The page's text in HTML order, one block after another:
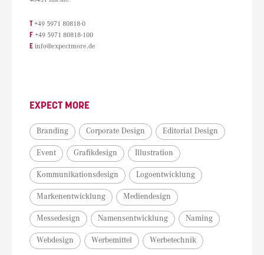
T +49 5971 80818-0
F +49 5971 80818-100
E info@expectmore.de
EXPECT MORE
Branding Corporate Design Editorial Design
Event Grafikdesign Illustration
Kommunikationsdesign Logoentwicklung
Markenentwicklung Mediendesign
Messedesign Namensentwicklung Naming
Webdesign Werbemittel Werbetechnik